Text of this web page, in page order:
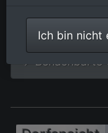
⇗ Benachbarte
Ich bin nicht